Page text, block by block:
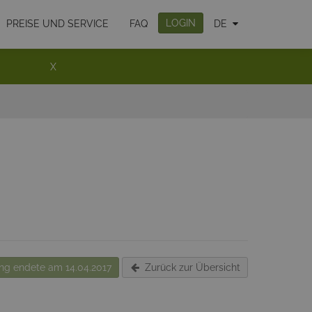
PREISE UND SERVICE FAQ LOGIN DE
X
endete am 14.04.2017 Zurück zur Übersicht